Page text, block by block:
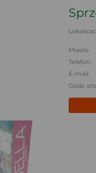
Miasto:
Telefon:
E-mail:
Godz.